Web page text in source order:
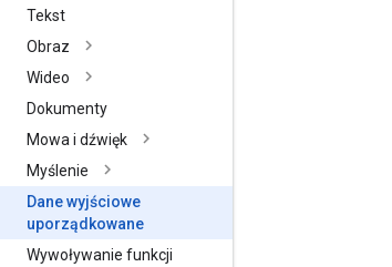
Tekst
Obraz
Wideo
Dokumenty
Mowa i dźwięk
Myślenie
Dane wyjściowe
uporządkowane
Wywoływanie funkcji